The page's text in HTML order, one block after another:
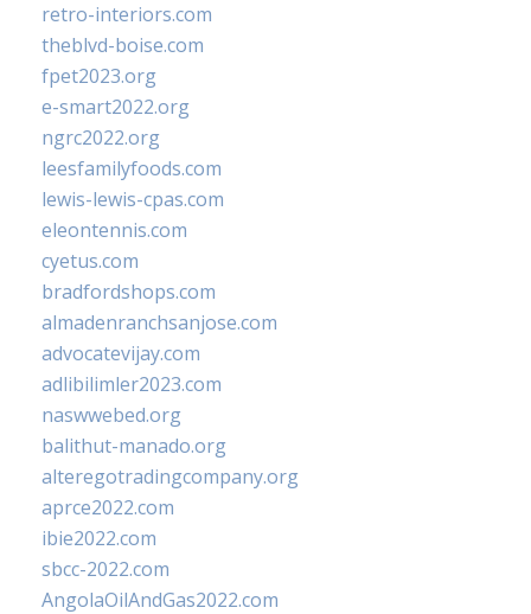
retro-interiors.com
theblvd-boise.com
fpet2023.org
e-smart2022.org
ngrc2022.org
leesfamilyfoods.com
lewis-lewis-cpas.com
eleontennis.com
cyetus.com
bradfordshops.com
almadenranchsanjose.com
advocatevijay.com
adlibilimler2023.com
naswwebed.org
balithut-manado.org
alteregotradingcompany.org
aprce2022.com
ibie2022.com
sbcc-2022.com
AngolaOilAndGas2022.com